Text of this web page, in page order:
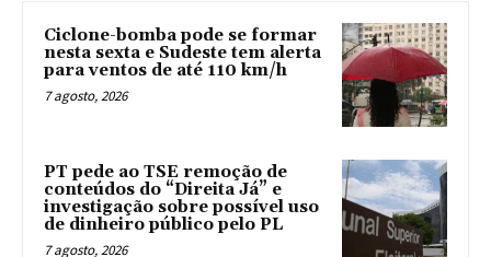
Ciclone-bomba pode se formar
nesta sexta e Sudeste tem alerta
para ventos de até 110 km/h
7 agosto, 2026
PT pede ao TSE remoção de
conteúdos do “Direita Já” e
investigação sobre possível uso
de dinheiro público pelo PL
7 agosto, 2026